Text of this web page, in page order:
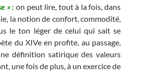
» : on peut lire, tout à la fois, dans
la notion de confort, commodité,
le ton léger de celui qui sait se
du XIVe en profite, au passage,
définition satirique des valeurs
une fois de plus, à un exercice de